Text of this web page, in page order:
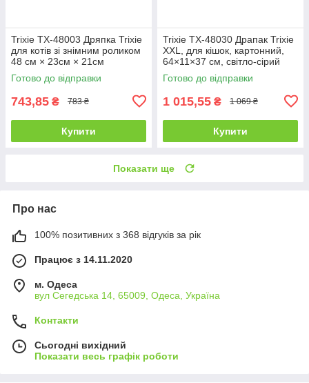
Trixie TX-48003 Дряпка Trixie
для котів зі знімним роликом
48 см × 23см × 21см
бірюзовий з коричневим
Готово до відправки
743,85 ₴ 783 ₴
Купити
Trixie TX-48030 Драпак Trixie
XXL, для кішок, картонний,
64×11×37 см, світло-сірий
Готово до відправки
1 015,55 ₴ 1 069 ₴
Купити
Показати ще
Про нас
100% позитивних з 368 відгуків за рік
Працює з 14.11.2020
м. Одеса
вул Сегедська 14, 65009, Одеса, Україна
Контакти
Сьогодні вихідний
Показати весь графік роботи